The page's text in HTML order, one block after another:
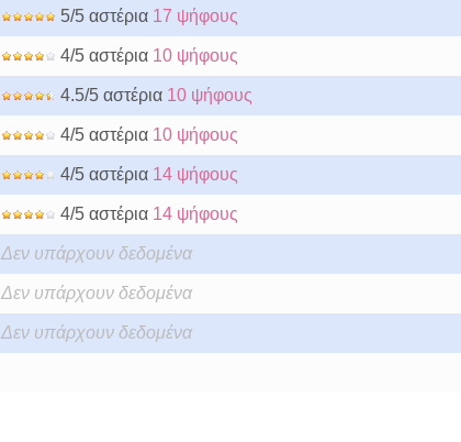
5/5 αστέρια 17 ψήφους
4/5 αστέρια 10 ψήφους
4.5/5 αστέρια 10 ψήφους
4/5 αστέρια 10 ψήφους
4/5 αστέρια 14 ψήφους
4/5 αστέρια 14 ψήφους
Δεν υπάρχουν δεδομένα
Δεν υπάρχουν δεδομένα
Δεν υπάρχουν δεδομένα